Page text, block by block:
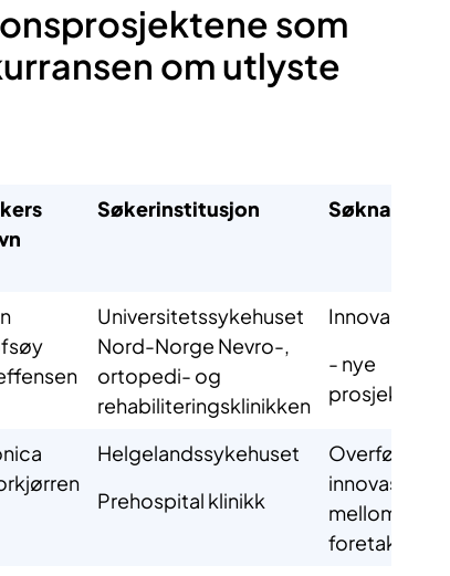
som
om utlyste
Søkerinstitusjon Søknadstype
Universitetssykehuset
Nord-Norge Nevro-,
ortopedi- og
rehabiliteringsklinikken
Innovasjon
- nye
prosjekter
Helgelandssykehuset
Prehospital klinikk
Overføring av
innovasjon
mellom
foretak